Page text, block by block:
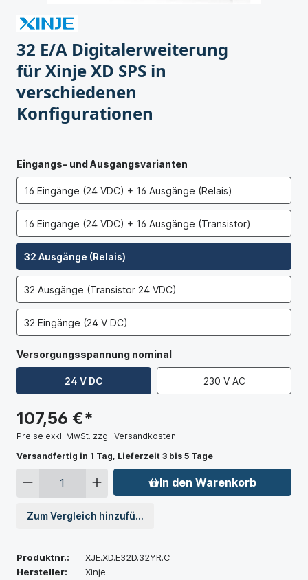
32 E/A Digitalerweiterung
für Xinje XD SPS in
verschiedenen
Konfigurationen
107,56 €*
Preise exkl. MwSt. zzgl. Versandkosten
Versandfertig in 1 Tag, Lieferzeit 3 bis 5 Tage
Eingangs- und Ausgangsvarianten
16 Eingänge (24 VDC) + 16 Ausgänge (Relais)
16 Eingänge (24 VDC) + 16 Ausgänge (Transistor)
32 Ausgänge (Relais)
32 Ausgänge (Transistor 24 VDC)
32 Eingänge (24 V DC)
Versorgungsspannung nominal
24 V DC 230 V AC
In den Warenkorb
Zum Vergleich hinzufügen
Produktnr.:
XJE.XD.E32D.32YR.C
Hersteller:
Xinje